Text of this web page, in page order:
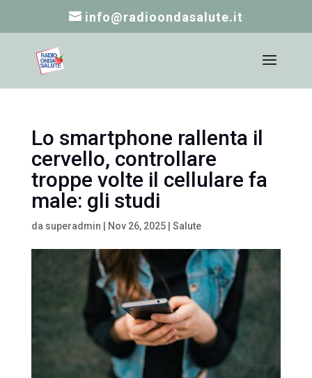
info@radioondasalute.it
Lo smartphone rallenta il
cervello, controllare
troppe volte il cellulare fa
male: gli studi
da superadmin Nov 26, 2025| Salute